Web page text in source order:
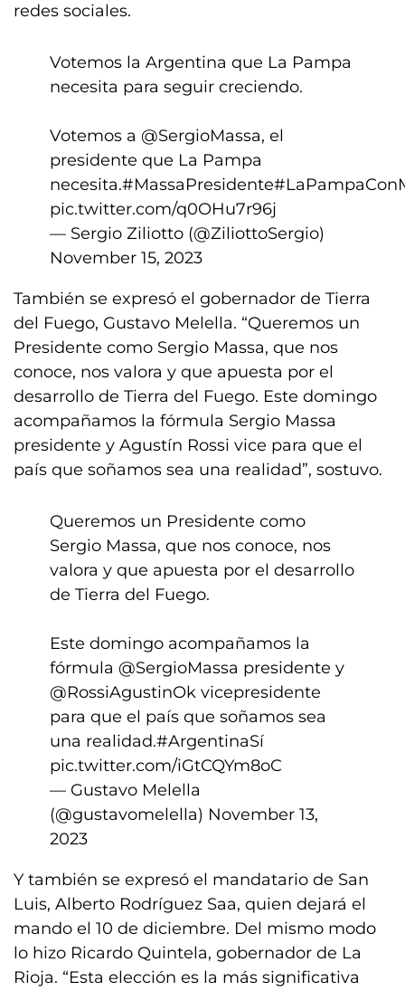
redes sociales.
Votemos la Argentina que La Pampa
necesita para seguir creciendo.
Votemos a @SergioMassa, el
presidente que La Pampa
necesita.#MassaPresidente
pic.twitter.com/q0OHu7r96j
— Sergio Ziliotto (@ZiliottoSergio)
November 15, 2023
También se expresó el gobernador de Tierra
del Fuego, Gustavo Melella. “Queremos un
Presidente como Sergio Massa, que nos
conoce, nos valora y que apuesta por el
desarrollo de Tierra del Fuego. Este domingo
acompañamos la fórmula Sergio Massa
presidente y Agustín Rossi vice para que el
país que soñamos sea una realidad”, sostuvo.
Queremos un Presidente como
Sergio Massa, que nos conoce, nos
valora y que apuesta por el desarrollo
de Tierra del Fuego.
Este domingo acompañamos la
fórmula @SergioMassa presidente y
@RossiAgustinOk vicepresidente
para que el país que soñamos sea
una realidad.#ArgentinaSí
pic.twitter.com/iGtCQYm8oC
— Gustavo Melella
(@gustavomelella) November 13,
2023
Y también se expresó el mandatario de San
Luis, Alberto Rodríguez Saa, quien dejará el
mando el 10 de diciembre. Del mismo modo
lo hizo Ricardo Quintela, gobernador de La
Rioja. “Esta elección es la más significativa